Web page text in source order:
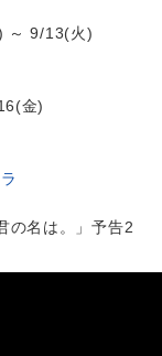
～ 9/13(火)
金)
の名は。」予告2